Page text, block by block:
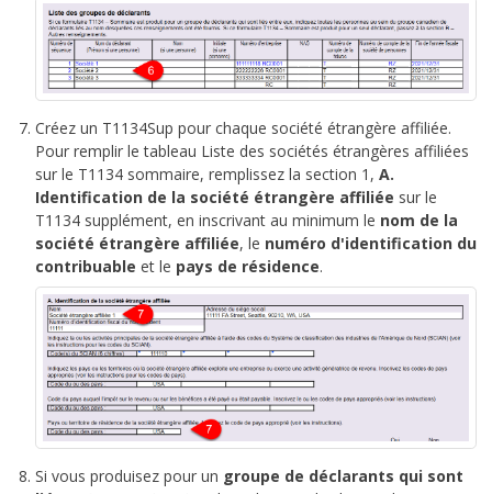
Créez un T1134Sup pour chaque société étrangère affiliée.
Pour remplir le tableau Liste des sociétés étrangères affiliées
sur le T1134 sommaire, remplissez la section 1, A.
Identification de la société étrangère affiliée sur le
T1134 supplément, en inscrivant au minimum le nom de la
société étrangère affiliée, le numéro d'identification du
contribuable et le pays de résidence.
Si vous produisez pour un groupe de déclarants qui sont